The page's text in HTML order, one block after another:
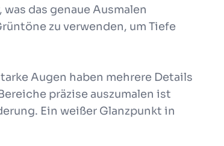
das genaue Ausmalen
zu verwenden, um Tiefe
Augen haben mehrere Details
präzise auszumalen ist
Ein weißer Glanzpunkt in